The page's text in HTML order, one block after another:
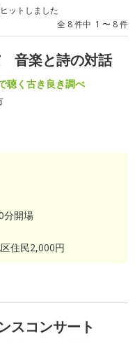
ットしました
全 8 件中 1 〜 8 件
音楽と詩の対話
聴く古き良き調べ
分開場
住民2,000円
スコンサート